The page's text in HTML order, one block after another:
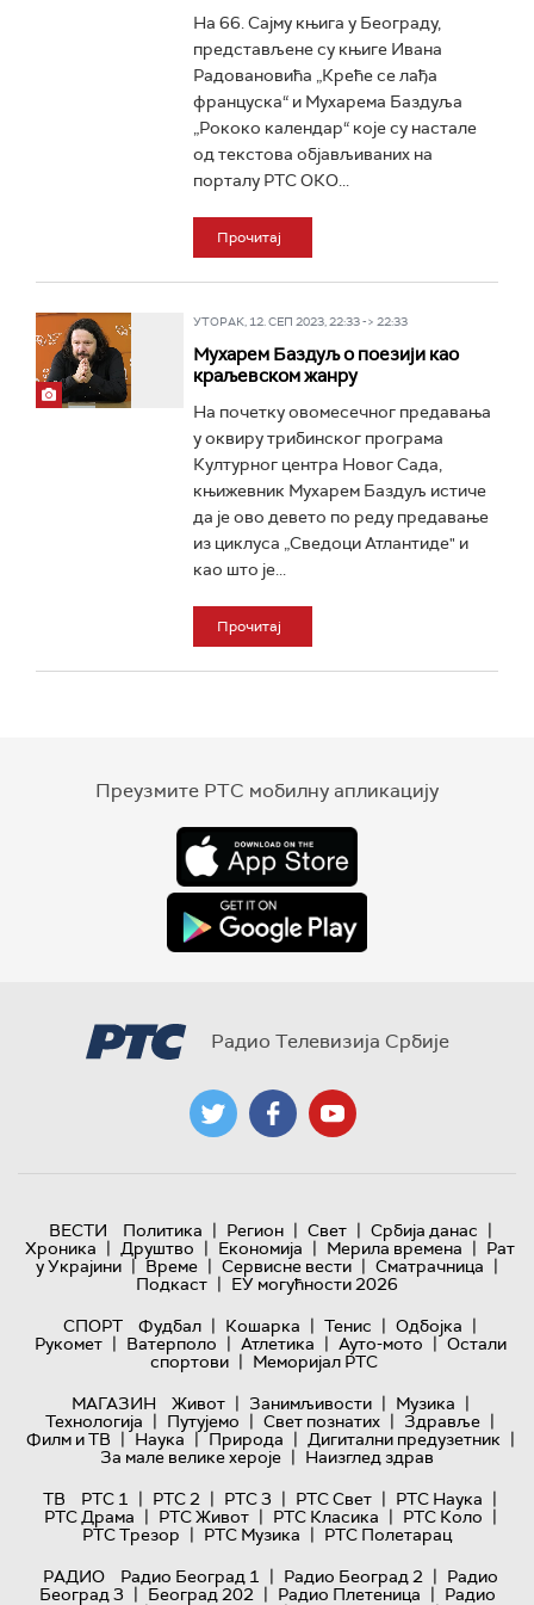
На 66. Сајму књига у Београду,
представљене су књиге Ивана
Радовановића „Креће се лађа
француска“ и Мухарема Баздуља
„Рококо календар“ које су настале
од текстова објављиваних на
порталу РТС ОКО...
Прочитај
УТОРАК, 12. СЕП 2023, 22:33 -> 22:33
Мухарем Баздуљ о поезији као
краљевском жанру
На почетку овомесечног предавања
у оквиру трибинског програма
Културног центра Новог Сада,
књижевник Мухарем Баздуљ истиче
да је ово девето по реду предавање
из циклуса „Сведоци Атлантиде" и
као што је...
Прочитај
Преузмите РТС мобилну апликацију
Радио Телевизија Србије
ВЕСТИ Политика | Регион | Свет | Србија данас |
Хроника | Друштво | Економија | Мерила времена | Рат
у Украјини | Време | Сервисне вести | Сматрачница |
Подкаст | ЕУ могућности 2026
СПОРТ
Фудбал | Кошарка | Тенис | Одбојка |
Рукомет | Ватерполо | Атлетика | Ауто-мото | Остали
спортови | Меморијал РТС
МАГАЗИН
Живот | Занимљивости | Музика |
Технологијa | Путујемо | Свет познатих | Здравље |
Филм и ТВ | Наука | Природа | Дигитални предузетник |
За мале велике хероје | Наизглед здрав
ТВ
РТС 1 | РТС 2 | РТС 3 | РТС Свет | РТС Наука |
РТС Драма | РТС Живот | РТС Класика | РТС Коло |
РТС Трезор | РТС Музика | РТС Полетарац
РАДИО
Радио Београд 1 | Радио Београд 2 | Радио
Београд 3 | Београд 202 | Радио Плетеница | Радио